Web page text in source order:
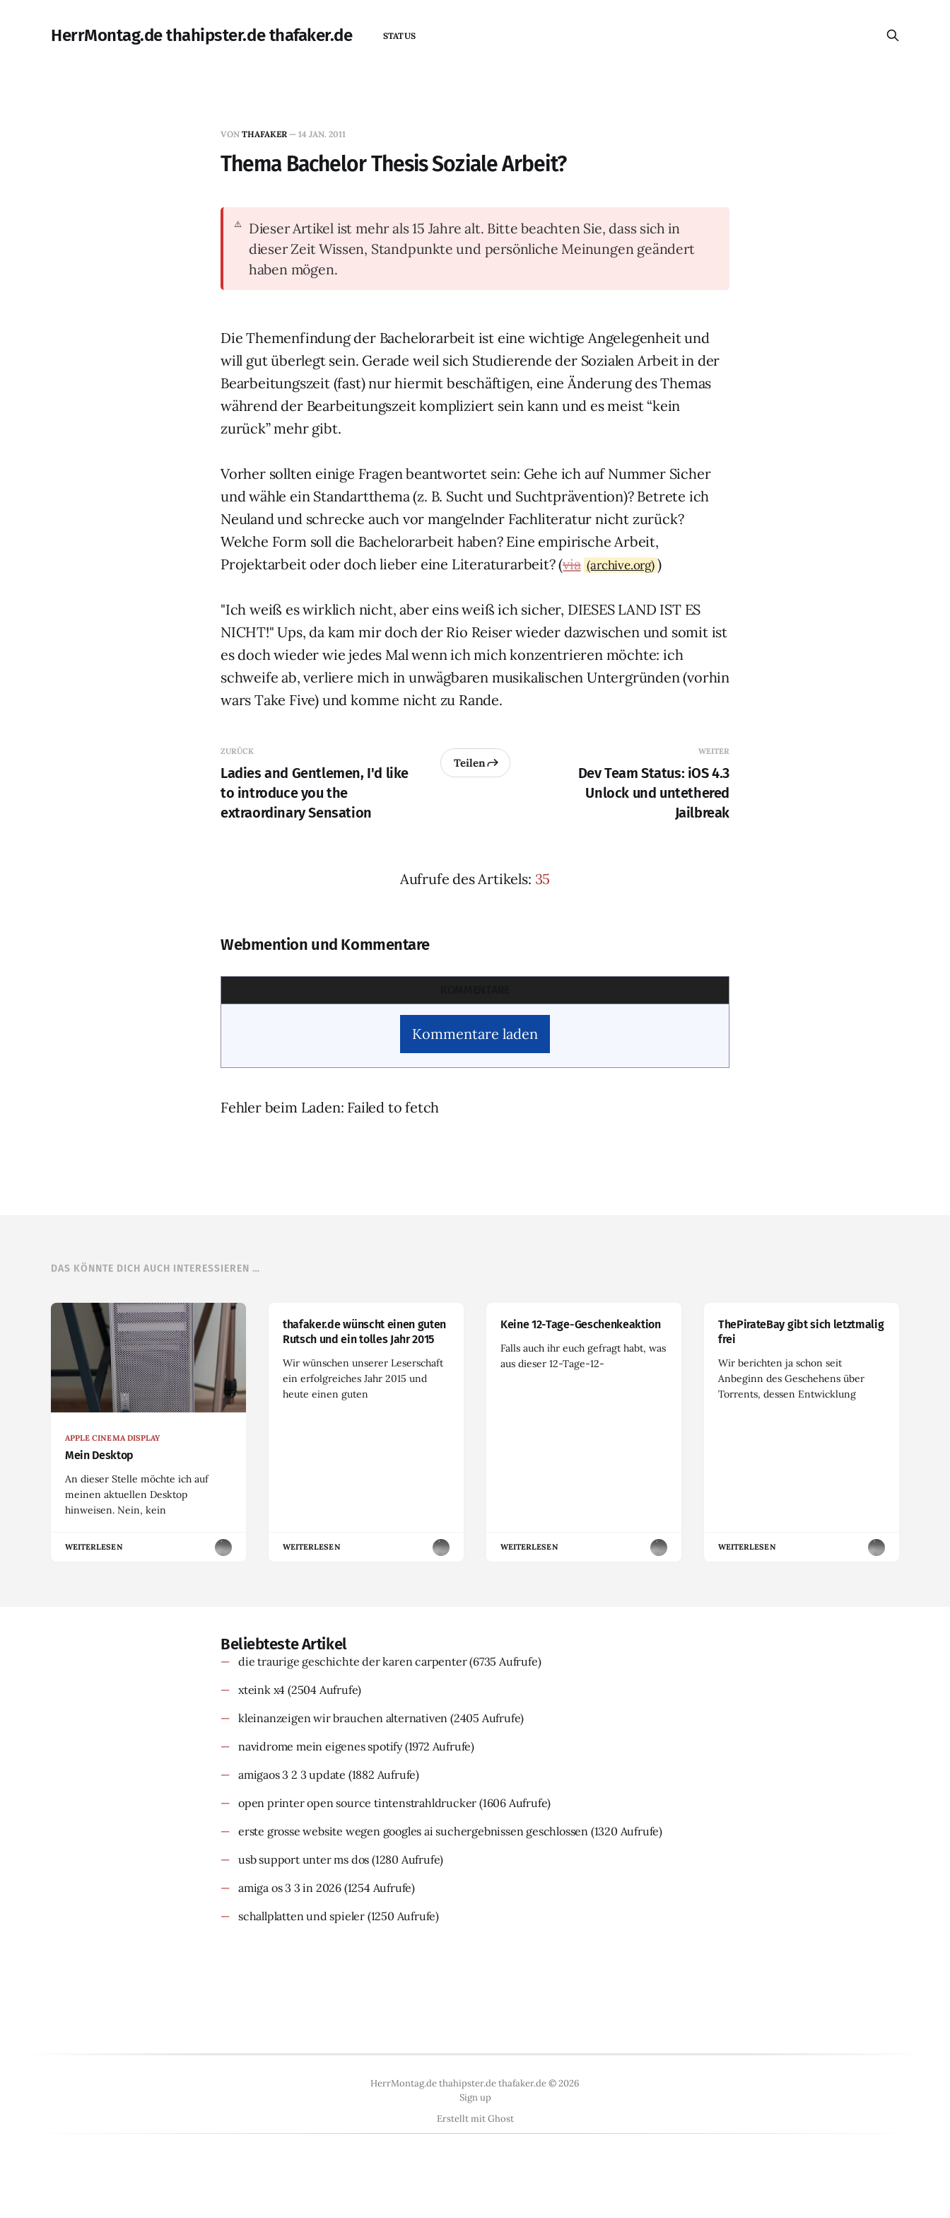
HerrMontag.de thahipster.de thafaker.de STATUS
VON THAFAKER — 14 JAN. 2011
Thema Bachelor Thesis Soziale Arbeit?
Dieser Artikel ist mehr als 15 Jahre alt. Bitte beachten Sie, dass sich in
dieser Zeit Wissen, Standpunkte und persönliche Meinungen geändert
haben mögen.
Die Themenfindung der Bachelorarbeit ist eine wichtige Angelegenheit und
will gut überlegt sein. Gerade weil sich Studierende der Sozialen Arbeit in der
Bearbeitungszeit (fast) nur hiermit beschäftigen, eine Änderung des Themas
während der Bearbeitungszeit kompliziert sein kann und es meist “kein
zurück” mehr gibt.
Vorher sollten einige Fragen beantwortet sein: Gehe ich auf Nummer Sicher
und wähle ein Standartthema (z. B. Sucht und Suchtprävention)? Betrete ich
Neuland und schrecke auch vor mangelnder Fachliteratur nicht zurück?
Welche Form soll die Bachelorarbeit haben? Eine empirische Arbeit,
Projektarbeit oder doch lieber eine Literaturarbeit? (via (archive.org))
"Ich weiß es wirklich nicht, aber eins weiß ich sicher, DIESES LAND IST ES
NICHT!" Ups, da kam mir doch der Rio Reiser wieder dazwischen und somit ist
es doch wieder wie jedes Mal wenn ich mich konzentrieren möchte: ich
schweife ab, verliere mich in unwägbaren musikalischen Untergründen (vorhin
wars Take Five) und komme nicht zu Rande.
ZURÜCK
Ladies and Gentlemen, I'd like
to introduce you the
extraordinary Sensation
Teilen
WEITER
Dev Team Status: iOS 4.3
Unlock und untethered
Jailbreak
Aufrufe des Artikels: 35
Webmention und Kommentare
Kommentare laden
Fehler beim Laden: Failed to fetch
DAS KÖNNTE DICH AUCH INTERESSIEREN …
APPLE CINEMA DISPLAY
Mein Desktop
An dieser Stelle möchte ich auf
meinen aktuellen Desktop
hinweisen. Nein, kein
WEITERLESEN
thafaker.de wünscht einen guten
Rutsch und ein tolles Jahr 2015
Wir wünschen unserer Leserschaft
ein erfolgreiches Jahr 2015 und
heute einen guten
WEITERLESEN
Keine 12-Tage-Geschenkeaktion
Falls auch ihr euch gefragt habt, was
aus dieser 12-Tage-12-
WEITERLESEN
ThePirateBay gibt sich letztmalig
frei
Wir berichten ja schon seit
Anbeginn des Geschehens über
Torrents, dessen Entwicklung
WEITERLESEN
Beliebteste Artikel
die traurige geschichte der karen carpenter(6735 Aufrufe)
xteink x4 (2504 Aufrufe)
kleinanzeigen wir brauchen alternativen (2405 Aufrufe)
navidrome mein eigenes spotify(1972 Aufrufe)
amigaos 3 2 3 update (1882 Aufrufe)
open printer open source tintenstrahldrucker (1606 Aufrufe)
erste grosse website wegen googles ai suchergebnissen geschlossen (1320 Aufrufe)
usb support unter ms dos (1280 Aufrufe)
amiga os 3 3 in 2026 (1254 Aufrufe)
schallplatten und spieler (1250 Aufrufe)
HerrMontag.de thahipster.de thafaker.de © 2026
Sign up
Erstellt mitGhost